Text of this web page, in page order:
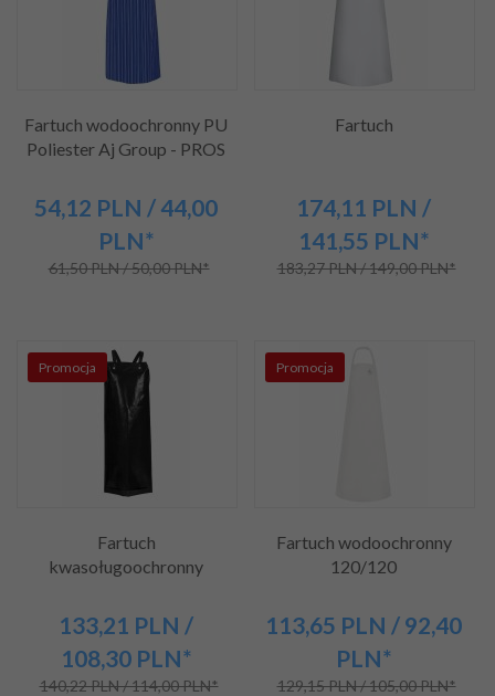
Fartuch wodoochronny PU
Poliester Aj Group - PROS
54,12 PLN / 44,00
PLN*
61,50 PLN / 50,00 PLN*
Fartuch
174,11 PLN /
141,55 PLN*
183,27 PLN / 149,00 PLN*
Promocja
Fartuch
kwasoługoochronny
133,21 PLN /
108,30 PLN*
140,22 PLN / 114,00 PLN*
Promocja
Fartuch wodoochronny
120/120
113,65 PLN / 92,40
PLN*
129,15 PLN / 105,00 PLN*